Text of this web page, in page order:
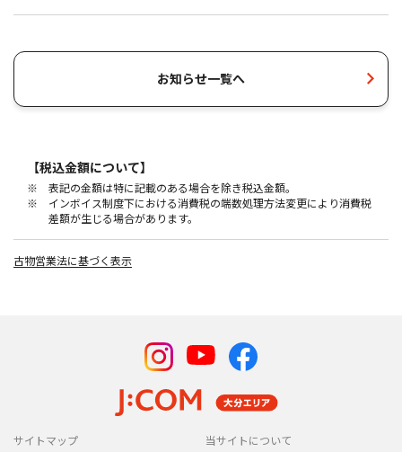
@oct-net.ne.jp @us.oct-net.jp @kdt.ne.jp
@nk.oct-net.jp
サービス一覧
お知らせ一覧へ
【税込金額について】
※ 表記の金額は特に記載のある場合を除き税込金額。
※ インボイス制度下における消費税の端数処理方法変更により消費税
差額が生じる場合があります。
古物営業法に基づく表示
サイトマップ 当サイトについて